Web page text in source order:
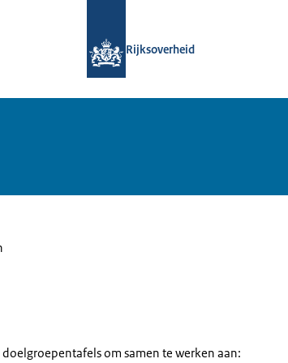
Rijksoverheid
om samen te werken aan: